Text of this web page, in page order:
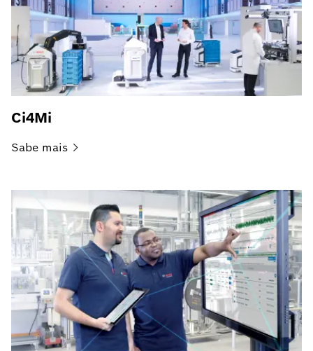
Ci4Mi
Sabe mais